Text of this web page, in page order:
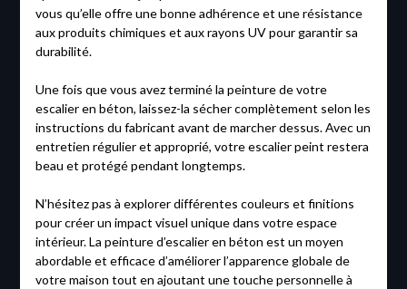
vous qu’elle offre une bonne adhérence et une résistance
aux produits chimiques et aux rayons UV pour garantir sa
durabilité.
Une fois que vous avez terminé la peinture de votre
escalier en béton, laissez-la sécher complètement selon les
instructions du fabricant avant de marcher dessus. Avec un
entretien régulier et approprié, votre escalier peint restera
beau et protégé pendant longtemps.
N’hésitez pas à explorer différentes couleurs et finitions
pour créer un impact visuel unique dans votre espace
intérieur. La peinture d’escalier en béton est un moyen
abordable et efficace d’améliorer l’apparence globale de
votre maison tout en ajoutant une touche personnelle à